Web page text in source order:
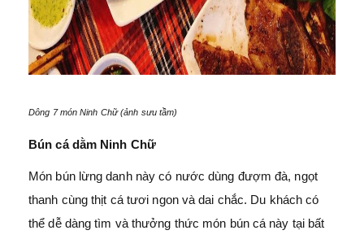
Dông 7 món Ninh Chữ (ảnh sưu tầm)
Bún cá dằm Ninh Chữ
Món bún lừng danh này có nước dùng đượm đà, ngọt
thanh cùng thịt cá tươi ngon và dai chắc. Du khách có
thể dễ dàng tìm và thưởng thức món bún cá này tại bất